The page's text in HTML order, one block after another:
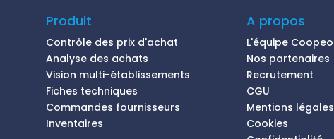
Produit
Contrôle des prix d'achat
Analyse des achats
Vision multi-établissements
Fiches techniques
Commandes fournisseurs
Inventaires
A propos
L'équipe Coopeo
Nos partenaires
Recrutement
CGU
Mentions légales
Cookies